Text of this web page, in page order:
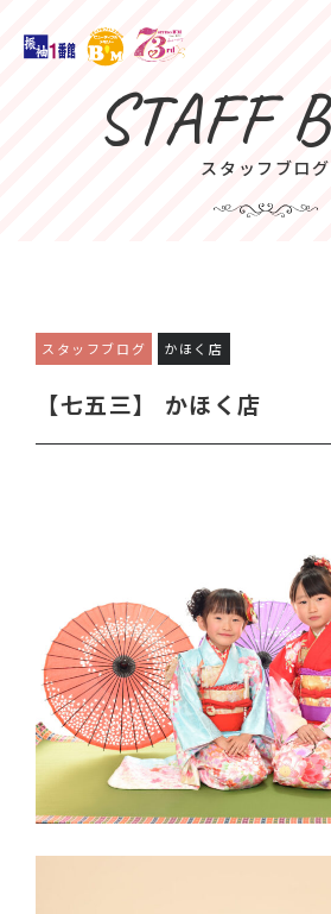
STAFF
スタッフブログ
スタッフブログ かほく店
【七五三】 かほく店